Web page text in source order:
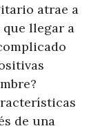
atrae a
que llegar a
de una